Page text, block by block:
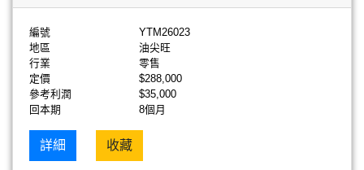
編號
YTM26023
地區
油尖旺
行業
零售
定價
$288,000
參考利潤
$35,000
回本期
8個月
詳細 收藏